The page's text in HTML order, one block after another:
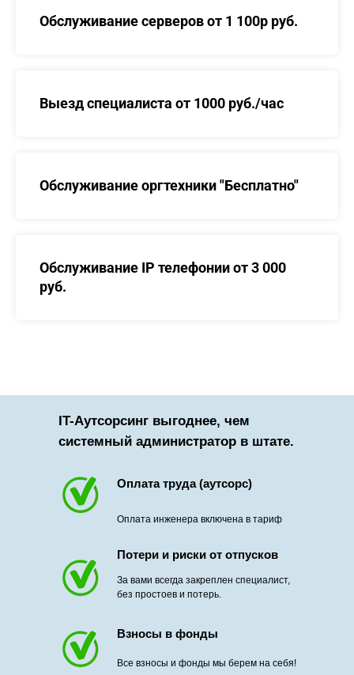
Обслуживание серверов от 1 100р руб.
Выезд специалиста от 1000 руб./час
Обслуживание оргтехники "Бесплатно"
Обслуживание IP телефонии от 3 000
руб.
Оплата труда (аутсорс)
Потери и риски от отпусков
Взносы в фонды
За вами всегда закреплен специалист,
без простоев и потерь.
Все взносы и фонды мы берем на себя!
Оплата инженера включена в тариф
IT-Аутсорсинг выгоднее, чем
системный администратор в штате.